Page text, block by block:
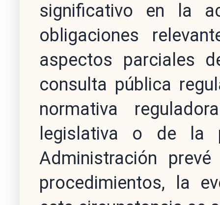
significativo en la
obligaciones
aspectos parciales
consulta pública
normativa
legislativa o de la
Administración
procedimientos, la